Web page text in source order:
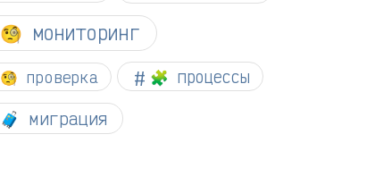
🧐 мониторинг
🧐 проверка 🧩 процессы
🧳 миграция